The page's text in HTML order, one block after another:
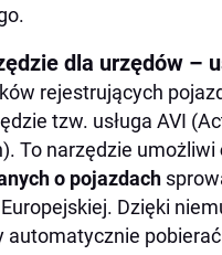
dla urzędów –
rejestrujących
tzw. usługa AVI
To narzędzie umożliwi
o pojazdach
Dzięki
automatycznie